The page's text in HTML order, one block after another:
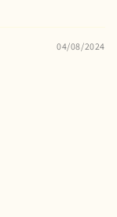
04/08/2024